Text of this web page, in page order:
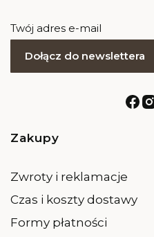
Twój adres e-mail
Dołącz do newslettera
Linki w stopce
Zakupy
Zwroty i reklamacje
Czas i koszty dostawy
Formy płatności